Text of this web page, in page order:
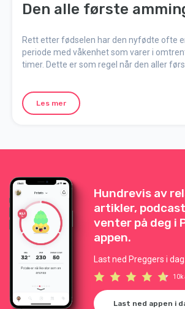
Den alle første
Rett etter fødselen har den nyfødte ofte
periode med våkenhet som varer i
timer. Dette er som regel når den aller
øyeblikk for både barnet og deg.
Les mer
Hundrevis av
artikler,
venter på deg i
appen.
Last ned Preggers i dag.
10k
Last ned appen i